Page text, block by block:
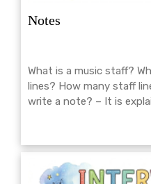
Notes
What is a music staff?
lines? How many staff
write a note? – It is